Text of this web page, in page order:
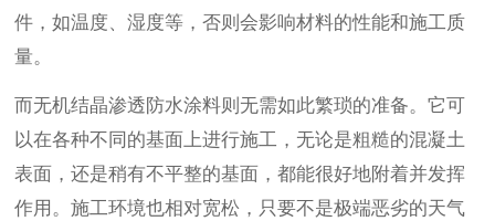
件，如温度、湿度等，否则会影响材料的性能和施工质
量。
而无机结晶渗透防水涂料则无需如此繁琐的准备。它可
以在各种不同的基面上进行施工，无论是粗糙的混凝土
表面，还是稍有不平整的基面，都能很好地附着并发挥
作用。施工环境也相对宽松，只要不是极端恶劣的天气